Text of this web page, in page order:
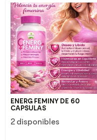
ENERG FEMINY DE 60
CAPSULAS
2 disponibles